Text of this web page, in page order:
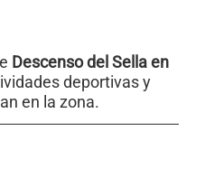
Descenso del Sella en
deportivas y
en la zona.